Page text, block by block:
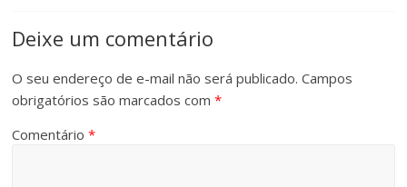
Deixe um comentário
O seu endereço de e-mail não será publicado. Campos
obrigatórios são marcados com*
Comentário*